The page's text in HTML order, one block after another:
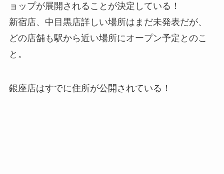
ョップが展開されることが決定している！
新宿店、中目黒店詳しい場所はまだ未発表だが、
どの店舗も駅から近い場所にオープン予定とのこ
と。
銀座店はすでに住所が公開されている！